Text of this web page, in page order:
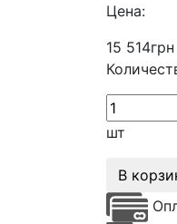
Цена:
15 514грн
шт
В